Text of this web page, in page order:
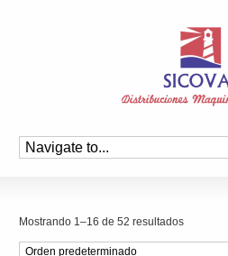
Mostrando 1–16 de 52 resultados